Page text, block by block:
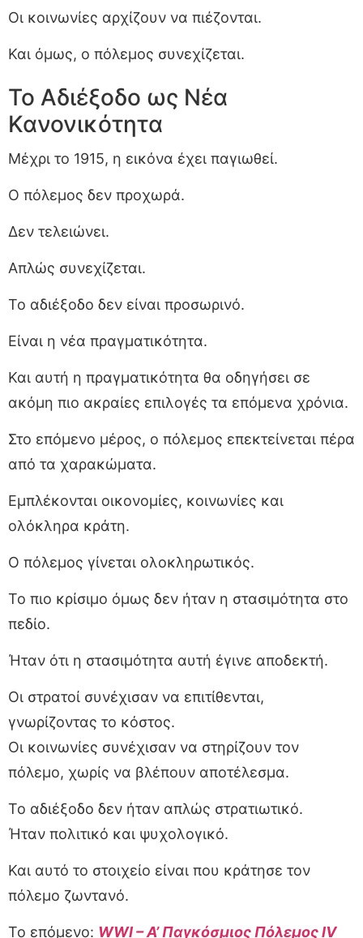
Οι κοινωνίες αρχίζουν να πιέζονται.
Και όμως, ο πόλεμος συνεχίζεται.
Το Αδιέξοδο ως Νέα
Κανονικότητα
Μέχρι το 1915, η εικόνα έχει παγιωθεί.
Ο πόλεμος δεν προχωρά.
Δεν τελειώνει.
Απλώς συνεχίζεται.
Το αδιέξοδο δεν είναι προσωρινό.
Είναι η νέα πραγματικότητα.
Και αυτή η πραγματικότητα θα οδηγήσει σε
ακόμη πιο ακραίες επιλογές τα επόμενα χρόνια.
Στο επόμενο μέρος, ο πόλεμος επεκτείνεται πέρα
από τα χαρακώματα.
Εμπλέκονται οικονομίες, κοινωνίες και
ολόκληρα κράτη.
Ο πόλεμος γίνεται ολοκληρωτικός.
Το πιο κρίσιμο όμως δεν ήταν η στασιμότητα στο
πεδίο.
Ήταν ότι η στασιμότητα αυτή έγινε αποδεκτή.
Οι στρατοί συνέχισαν να επιτίθενται,
γνωρίζοντας το κόστος.
Οι κοινωνίες συνέχισαν να στηρίζουν τον
πόλεμο, χωρίς να βλέπουν αποτέλεσμα.
Το αδιέξοδο δεν ήταν απλώς στρατιωτικό.
Ήταν πολιτικό και ψυχολογικό.
Και αυτό το στοιχείο είναι που κράτησε τον
πόλεμο ζωντανό.
Το επόμενο: WWI – Α’ Παγκόσμιος Πόλεμος IV